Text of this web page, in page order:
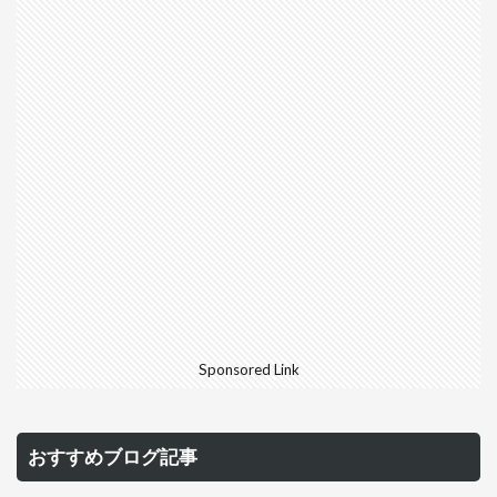
Sponsored Link
おすすめブログ記事